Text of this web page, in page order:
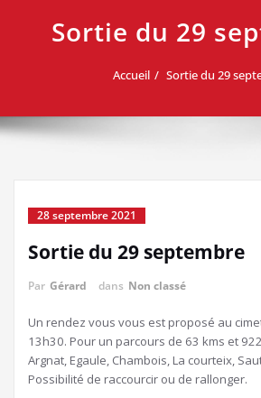
Sortie du 29
Accueil Sortie du 29
28 septembre 2021
Sortie du 29 septembre
Par Gérard dans Non classé
Un rendez vous vous est proposé au
13h30. Pour un parcours de 63 kms et
Argnat, Egaule, Chambois, La courteix,
Possibilité de raccourcir ou de rallonger.